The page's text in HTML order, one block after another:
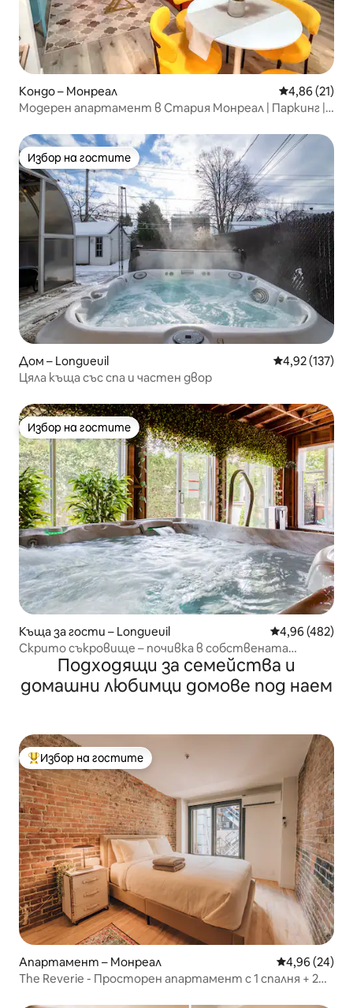
Кондо – Монреал Средна
4,86 (21)
Модерен апартамент в Стария Монреал | Паркинг |
Избор на гостите
Избор на гостите
Дом – Longueuil Средна
4,92 (137)
Цяла къща със спа и частен двор
Избор на гостите
Избор на гостите
Къща за гости – Longueuil Средна
4,96 (482)
Скрито съкровище – почивка в собствената
странаПодходящи за семейства и
домашни любимци домове под наем
Най-популярен избор на гостите
Избор на гостите
Апартамент – Монреал Средна
4,96 (24)
The Reverie - Просторен апартамент с 1 спалня + 2